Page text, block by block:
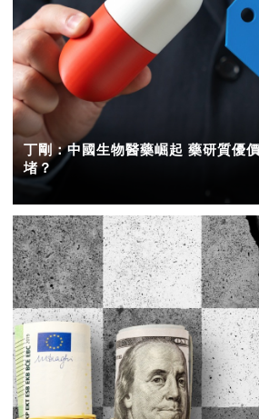
丁剛：中國生物醫藥崛起 藥研質優
堵？